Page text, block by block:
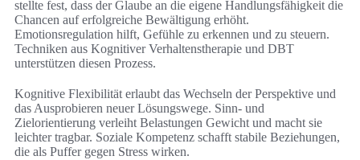
stellte fest, dass der Glaube an die eigene Handlungsfähigkeit die
Chancen auf erfolgreiche Bewältigung erhöht.
Emotionsregulation hilft, Gefühle zu erkennen und zu steuern.
Techniken aus Kognitiver Verhaltenstherapie und DBT
unterstützen diesen Prozess.
Kognitive Flexibilität erlaubt das Wechseln der Perspektive und
das Ausprobieren neuer Lösungswege. Sinn- und
Zielorientierung verleiht Belastungen Gewicht und macht sie
leichter tragbar. Soziale Kompetenz schafft stabile Beziehungen,
die als Puffer gegen Stress wirken.